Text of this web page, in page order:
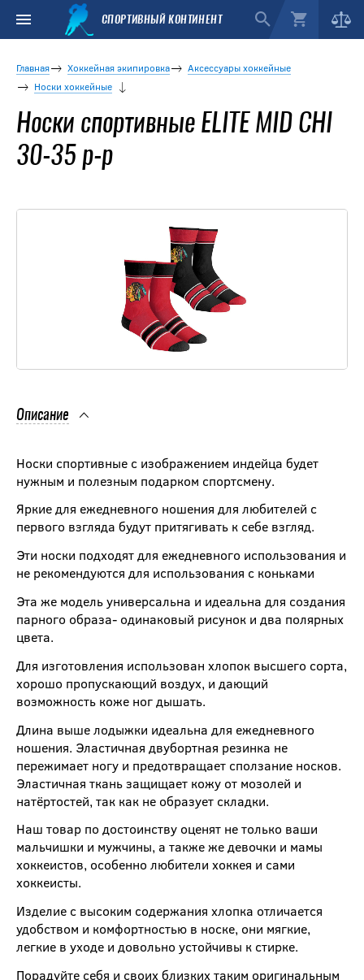
СПОРТИВНЫЙ КОНТИНЕНТ
Главная Хоккейная экипировка
Аксессуары хоккейные
Носки хоккейные
Носки спортивные ELITE MID CHI
30-35 р-р
Описание
Носки спортивные с изображением индейца будет
нужным и полезным подарком спортсмену.
Яркие для ежедневного ношения для любителей с
первого взгляда будут притягивать к себе взгляд.
Эти носки подходят для ежедневного использования и
не рекомендуются для использования с коньками
Эта же модель универсальна и идеальна для создания
парного образа- одинаковый рисунок и два полярных
цвета.
Для изготовления использован хлопок высшего сорта,
хорошо пропускающий воздух, и дающий
возможность коже ног дышать.
Длина выше лодыжки идеальна для ежедневного
ношения. Эластичная двубортная резинка не
пережимает ногу и предотвращает сползание носков.
Эластичная ткань защищает кожу от мозолей и
натёртостей, так как не образует складки.
Наш товар по достоинству оценят не только ваши
мальчишки и мужчины, а также же девочки и мамы
хоккеистов, особенно любители хоккея и сами
хоккеисты.
Изделие с высоким содержания хлопка отличается
удобством и комфортностью в носке, они мягкие,
легкие в уходе и довольно устойчивы к стирке.
Порадуйте себя и своих близких таким оригинальным